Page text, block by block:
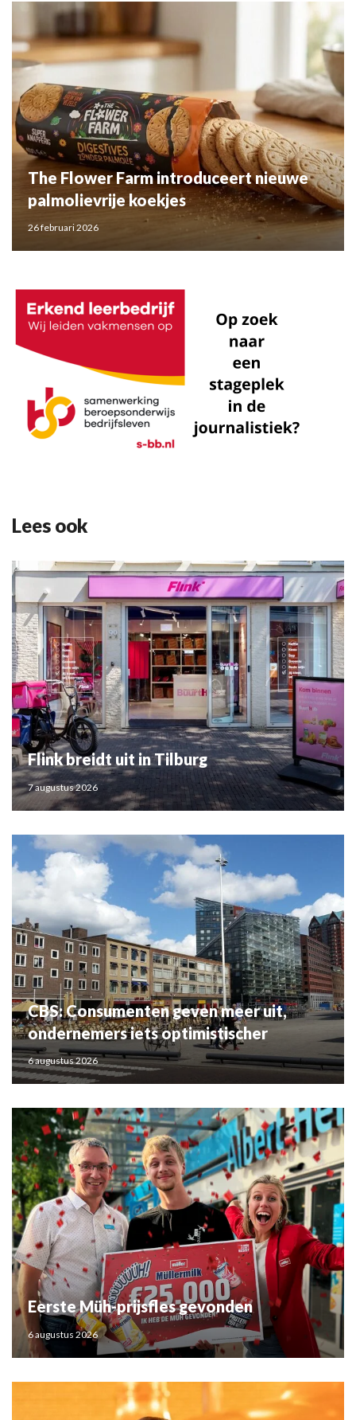
The Flower Farm introduceert nieuwe
palmolievrije koekjes
26 februari 2026
Lees ook
Flink breidt uit in Tilburg
7 augustus 2026
CBS: Consumenten geven meer uit,
ondernemers iets optimistischer
6 augustus 2026
Eerste Müh-prijsfles gevonden
6 augustus 2026